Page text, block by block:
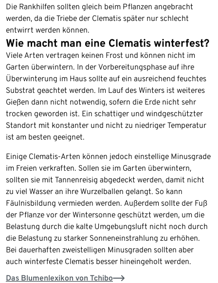
Die Rankhilfen sollten gleich beim Pflanzen angebracht
werden, da die Triebe der Clematis später nur schlecht
entwirrt werden können.
Wie macht man eine Clematis winterfest?
Viele Arten vertragen keinen Frost und können nicht im
Garten überwintern. In der Vorbereitungsphase auf ihre
Überwinterung im Haus sollte auf ein ausreichend feuchtes
Substrat geachtet werden. Im Lauf des Winters ist weiteres
Gießen dann nicht notwendig, sofern die Erde nicht sehr
trocken geworden ist. Ein schattiger und windgeschützter
Standort mit konstanter und nicht zu niedriger Temperatur
ist am besten geeignet.
Einige Clematis-Arten können jedoch einstellige Minusgrade
im Freien verkraften. Sollen sie im Garten überwintern,
sollten sie mit Tannenreisig abgedeckt werden, damit nicht
zu viel Wasser an ihre Wurzelballen gelangt. So kann
Fäulnisbildung vermieden werden. Außerdem sollte der Fuß
der Pflanze vor der Wintersonne geschützt werden, um die
Belastung durch die kalte Umgebungsluft nicht noch durch
die Belastung zu starker Sonneneinstrahlung zu erhöhen.
Bei dauerhaften zweistelligen Minusgraden sollten aber
auch winterfeste Clematis besser hineingeholt werden.
Das Blumenlexikon von Tchibo